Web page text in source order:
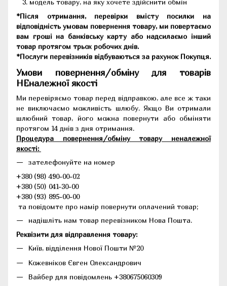
*Після отримання, перевірки вмісту посилки на
відповідність умовам повернення товару, ми повертаємо
вам гроші на банківську карту або надсилаємо інший
товар протягом трьох робочих днів.
*Послуги перевізників відбуваються за рахунок Покупця.
Умови повернення/обміну для товарів
НЕналежної якості
Ми перевіряємо товар перед відправкою, але все ж таки
не виключаємо можливість шлюбу. Якщо Ви отримали
шлюбний товар, його можна повернути або обміняти
протягом 14 днів з дня отримання.
Процедура повернення/обміну товару неналежної
якості:
зателефонуйте на номер
+380 (98) 490-00-02
+380 (50) 041-30-00
+380 (93) 895-00-00
та повідомте про намір повернути оплачений товар;
надішліть нам товар перевізником Нова Пошта.
Реквізити для відправлення товару:
Київ, відділення Нової Пошти №20
Кожевніков Євген Олександрович
Вайбер для повідомлень +380675060309